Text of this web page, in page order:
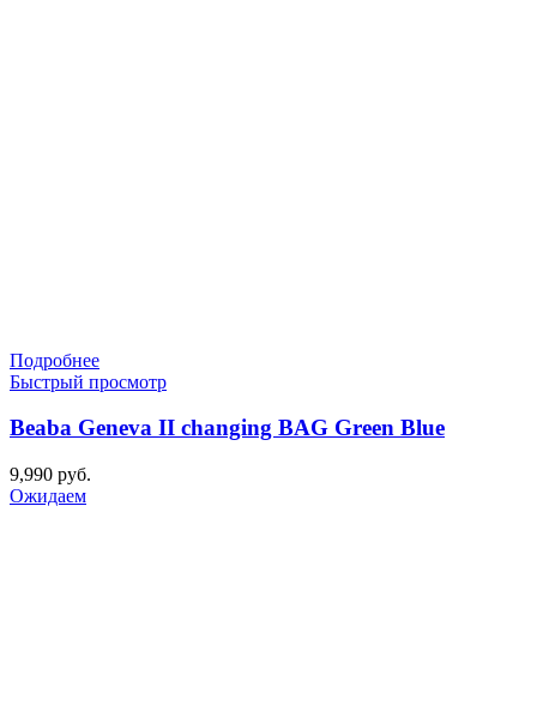
Подробнее
Быстрый просмотр
Beaba Geneva II changing BAG Green Blue
9,990 руб.
Ожидаем